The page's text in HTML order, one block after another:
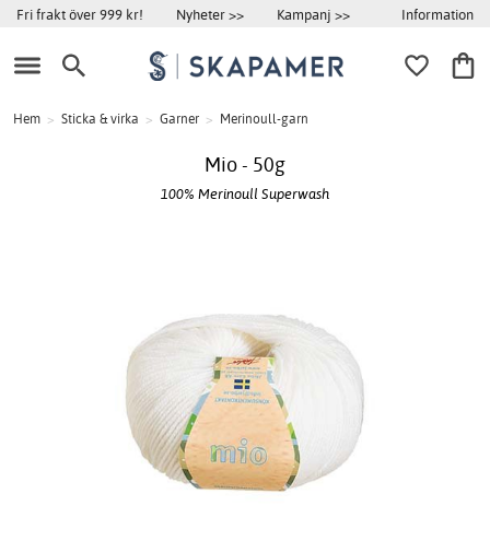
Fri frakt över 999 kr! Nyheter >> Kampanj >> Information
Hem > Sticka & virka > Garner > Merinoull-garn
Mio - 50g
100% Merinoull Superwash